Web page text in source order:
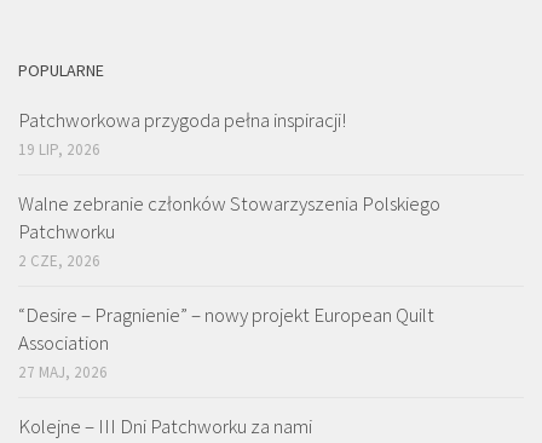
POPULARNE
Patchworkowa przygoda pełna inspiracji!
19 LIP, 2026
Walne zebranie członków Stowarzyszenia Polskiego
Patchworku
2 CZE, 2026
“Desire – Pragnienie” – nowy projekt European Quilt
Association
27 MAJ, 2026
Kolejne – III Dni Patchworku za nami